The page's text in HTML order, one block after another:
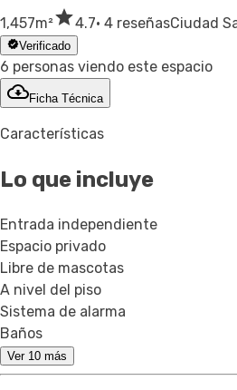
1,457m² 4.7· 4 reseñasCiudad
Verificado
6 personas viendo este espacio
Ficha Técnica
Características
Lo que incluye
Entrada independiente
Espacio privado
Libre de mascotas
A nivel del piso
Sistema de alarma
Baños
Ver 10 más